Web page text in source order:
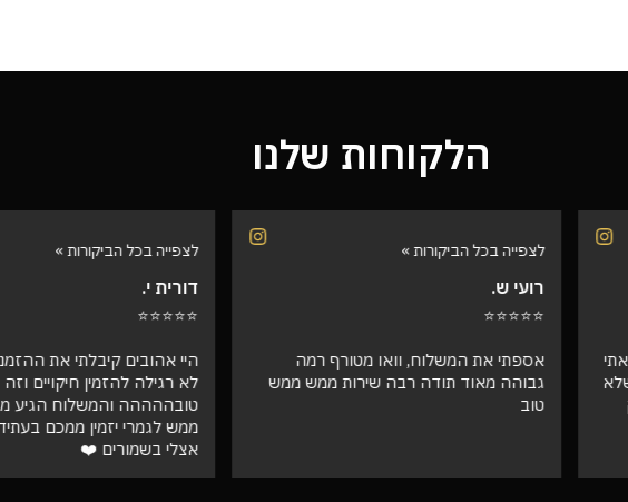
הלקוחות שלנו
הביקורות »
המשלוח, וואו מטורף רמה
תודה רבה שירות ממש ממש
לצפייה בכל הביקורות »
היי אהובים קיבלתי את ההזמנה !!! ואווו אני
לא רגילה להזמין חיקויים וזה פשוט ברמה
טובההההה והמשלוח הגיע מהר ואני מרוצה
ממש לגמרי יזמין ממכם בעתיד שוב אתם